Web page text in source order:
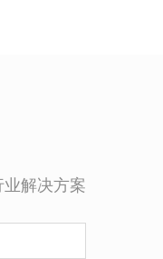
业解决方案